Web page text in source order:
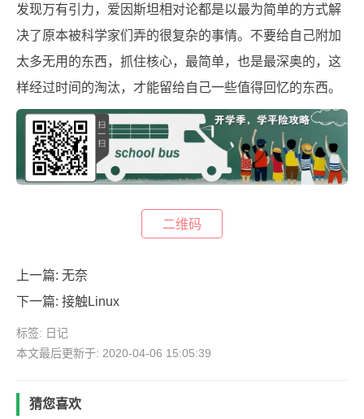
发现万有引力，爱因斯坦相对论都是以最为简单的方式解
决了原本被科学家们弄的很复杂的事情。不要给自己附加
太多无用的东西，抓住核心，最简单，也是最深奥的，这
样经过时间的淘汰，才能留给自己一些值得回忆的东西。
二维码
上一篇: 无奈
下一篇: 接触Linux
标签: 日记
本文最后更新于: 2020-04-06 15:05:39
猜您喜欢